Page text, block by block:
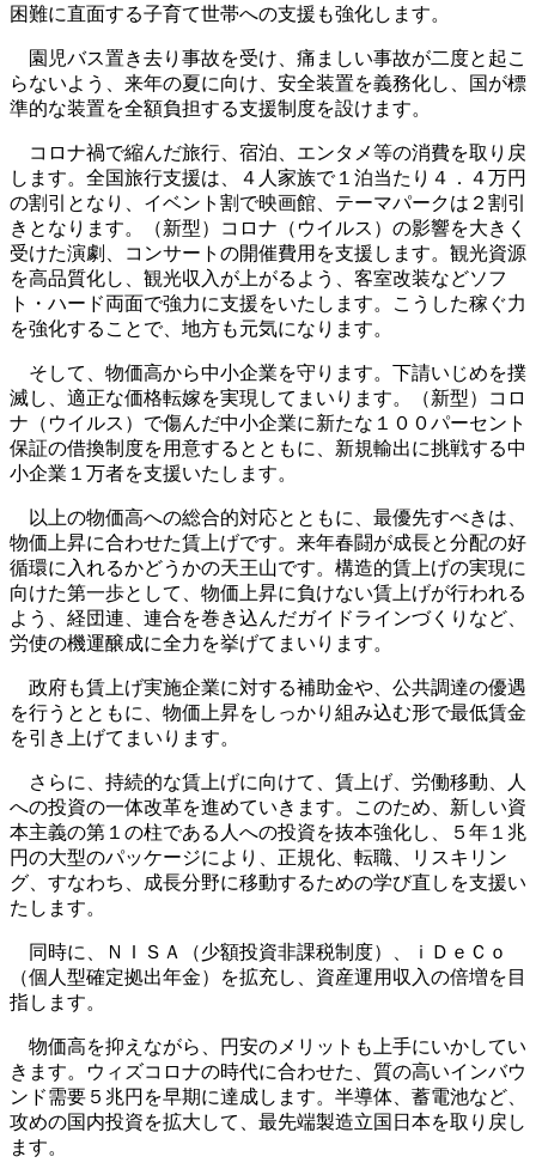
困難に直面する子育て世帯への支援も強化します。
園児バス置き去り事故を受け、痛ましい事故が二度と起こ
らないよう、来年の夏に向け、安全装置を義務化し、国が標
準的な装置を全額負担する支援制度を設けます。
コロナ禍で縮んだ旅行、宿泊、エンタメ等の消費を取り戻
します。全国旅行支援は、４人家族で１泊当たり４．４万円
の割引となり、イベント割で映画館、テーマパークは２割引
きとなります。（新型）コロナ（ウイルス）の影響を大きく
受けた演劇、コンサートの開催費用を支援します。観光資源
を高品質化し、観光収入が上がるよう、客室改装などソフ
ト・ハード両面で強力に支援をいたします。こうした稼ぐ力
を強化することで、地方も元気になります。
そして、物価高から中小企業を守ります。下請いじめを撲
滅し、適正な価格転嫁を実現してまいります。（新型）コロ
ナ（ウイルス）で傷んだ中小企業に新たな１００パーセント
保証の借換制度を用意するとともに、新規輸出に挑戦する中
小企業１万者を支援いたします。
以上の物価高への総合的対応とともに、最優先すべきは、
物価上昇に合わせた賃上げです。来年春闘が成長と分配の好
循環に入れるかどうかの天王山です。構造的賃上げの実現に
向けた第一歩として、物価上昇に負けない賃上げが行われる
よう、経団連、連合を巻き込んだガイドラインづくりなど、
労使の機運醸成に全力を挙げてまいります。
政府も賃上げ実施企業に対する補助金や、公共調達の優遇
を行うとともに、物価上昇をしっかり組み込む形で最低賃金
を引き上げてまいります。
さらに、持続的な賃上げに向けて、賃上げ、労働移動、人
への投資の一体改革を進めていきます。このため、新しい資
本主義の第１の柱である人への投資を抜本強化し、５年１兆
円の大型のパッケージにより、正規化、転職、リスキリン
グ、すなわち、成長分野に移動するための学び直しを支援い
たします。
同時に、ＮＩＳＡ（少額投資非課税制度）、ｉＤｅＣｏ
（個人型確定拠出年金）を拡充し、資産運用収入の倍増を目
指します。
物価高を抑えながら、円安のメリットも上手にいかしてい
きます。ウィズコロナの時代に合わせた、質の高いインバウ
ンド需要５兆円を早期に達成します。半導体、蓄電池など、
攻めの国内投資を拡大して、最先端製造立国日本を取り戻し
ます。